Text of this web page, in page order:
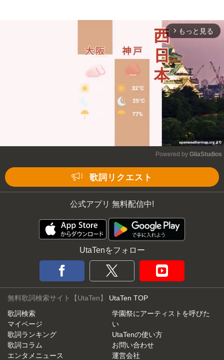
arrow_forward_ios もっと見る
Powered by GliaStudios
歌詞リクエスト
公式アプリ 無料配信中!
UtaTenをフォロー
無料歌詞検索サイト【UtaTen】 UtaTen TOP
歌詞検索
マイページ
歌詞ランキング
歌詞コラム
エンタメニュース
学園祭にアーティストを呼びた
い
UtaTenの使い方
お問い合わせ
運営会社